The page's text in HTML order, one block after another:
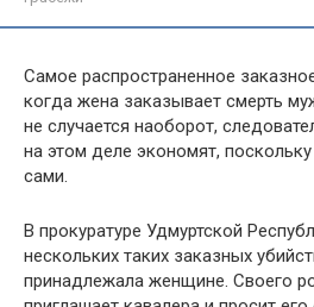
Самое распространенное
когда жена заказывает смерть
не случается наоборот,
на этом деле экономят,
сами.
В прокуратуре Удмуртской
нескольких таких заказных
принадлежала женщине. Своего